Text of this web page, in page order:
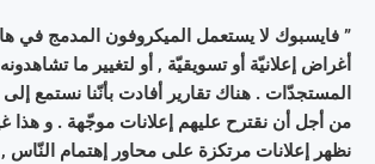
” فايسبوك لا يستعمل الميكروفون المدمج في
أغراض إعلانيّة أو تسويقيّة , أو لتغيير ما
المستجدّات . هناك تقارير أفادت بأنّنا نستمع
من أجل أن نقترح عليهم إعلانات موجّهة . و هذا
نظهر إعلانات مرتكزة على محاور إهتمام